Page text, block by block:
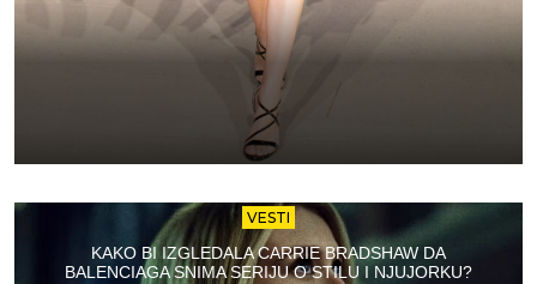
VESTI
KAKO BI IZGLEDALA CARRIE BRADSHAW DA
BALENCIAGA SNIMA SERIJU O STILU I NJUJORKU?